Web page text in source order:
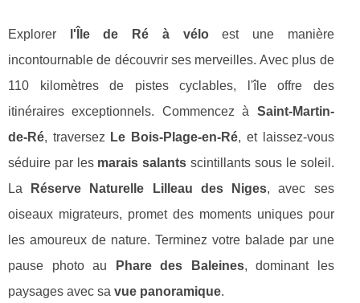
Explorer l'Île de Ré à véloest une manière
incontournable de découvrir ses merveilles. Avec plus de
110 kilomètres de pistes cyclables, l'île offre des
itinéraires exceptionnels. Commencez à Saint-Martin-
de-Ré, traversez Le Bois-Plage-en-Ré, et laissez-vous
séduire par les marais salants scintillants sous le soleil.
La
Réserve Naturelle Lilleau des Niges, avec ses
oiseaux migrateurs, promet des moments uniques pour
les amoureux de nature. Terminez votre balade par une
pause photo au
Phare des Baleines, dominant les
paysages avec sa vue panoramique.